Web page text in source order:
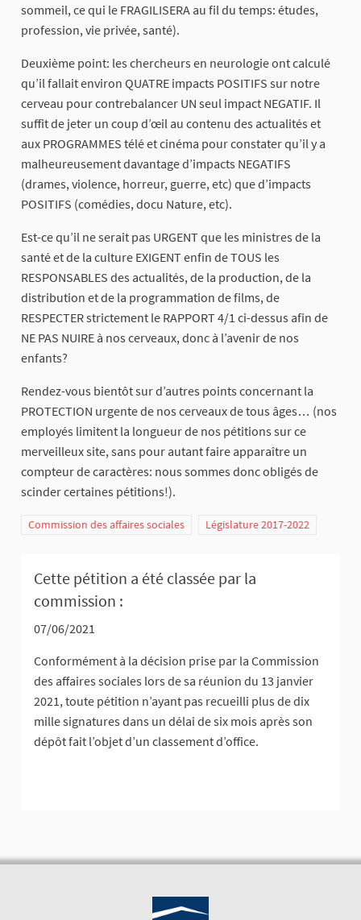
sommeil, ce qui le FRAGILISERA au fil du temps: études,
profession, vie privée, santé).
Deuxième point: les chercheurs en neurologie ont calculé
qu’il fallait environ QUATRE impacts POSITIFS sur notre
cerveau pour contrebalancer UN seul impact NEGATIF. Il
suffit de jeter un coup d’œil au contenu des actualités et
aux PROGRAMMES télé et cinéma pour constater qu’il y a
malheureusement davantage d’impacts NEGATIFS
(drames, violence, horreur, guerre, etc) que d’impacts
POSITIFS (comédies, docu Nature, etc).
Est-ce qu’il ne serait pas URGENT que les ministres de la
santé et de la culture EXIGENT enfin de TOUS les
RESPONSABLES des actualités, de la production, de la
distribution et de la programmation de films, de
RESPECTER strictement le RAPPORT 4/1 ci-dessus afin de
NE PAS NUIRE à nos cerveaux, donc à l’avenir de nos
enfants?
Rendez-vous bientôt sur d’autres points concernant la
PROTECTION urgente de nos cerveaux de tous âges… (nos
employés limitent la longueur de nos pétitions sur ce
merveilleux site, sans pour autant faire apparaître un
compteur de caractères: nous sommes donc obligés de
scinder certaines pétitions!).
Commission des affaires sociales Législature 2017-2022
Cette pétition a été classée par la
commission :
07/06/2021
Conformément à la décision prise par la Commission
des affaires sociales lors de sa réunion du 13 janvier
2021, toute pétition n’ayant pas recueilli plus de dix
mille signatures dans un délai de six mois après son
dépôt fait l’objet d’un classement d’office.